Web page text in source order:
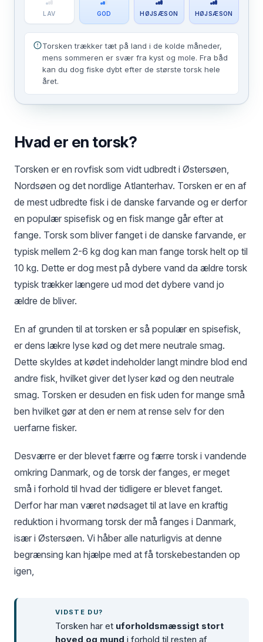
LAV GOD HØJSÆSON HØJSÆSON
Torsken trækker tæt på land i de kolde måneder,
mens sommeren er svær fra kyst og mole. Fra båd
kan du dog fiske dybt efter de største torsk hele
året.
Hvad er en torsk?
Torsken er en rovfisk som vidt udbredt i Østersøen,
Nordsøen og det nordlige Atlanterhav. Torsken er en af
de mest udbredte fisk i de danske farvande og er derfor
en populær spisefisk og en fisk mange går efter at
fange. Torsk som bliver fanget i de danske farvande, er
typisk mellem 2-6 kg dog kan man fange torsk helt op til
10 kg. Dette er dog mest på dybere vand da ældre torsk
typisk trækker længere ud mod det dybere vand jo
ældre de bliver.
En af grunden til at torsken er så populær en spisefisk,
er dens lækre lyse kød og det mere neutrale smag.
Dette skyldes at kødet indeholder langt mindre blod end
andre fisk, hvilket giver det lyser kød og den neutrale
smag. Torsken er desuden en fisk uden for mange små
ben hvilket gør at den er nem at rense selv for den
uerfarne fisker.
Desværre er der blevet færre og færre torsk i vandende
omkring Danmark, og de torsk der fanges, er meget
små i forhold til hvad der tidligere er blevet fanget.
Derfor har man været nødsaget til at lave en kraftig
reduktion i hvormang torsk der må fanges i Danmark,
især i Østersøen. Vi håber alle naturligvis at denne
begrænsing kan hjælpe med at få torskebestanden op
igen,
VIDSTE DU?
Torsken har et uforholdsmæssigt stort
hoved og mund i forhold til resten af